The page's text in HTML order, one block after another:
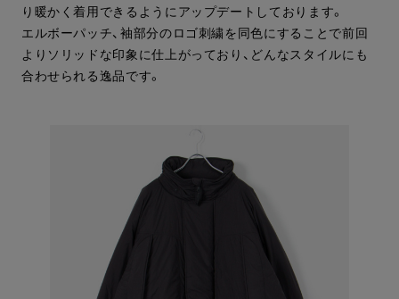
り暖かく着用できるようにアップデートしております。
エルボーパッチ、袖部分のロゴ刺繍を同色にすることで前回
よりソリッドな印象に仕上がっており、どんなスタイルにも
合わせられる逸品です。